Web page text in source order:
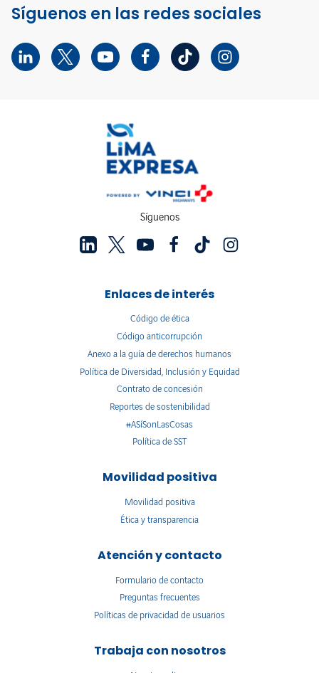
Síguenos en las redes sociales
Síguenos
Enlaces de interés
Código de ética
Código anticorrupción
Anexo a la guía de derechos humanos
Política de Diversidad, Inclusión y Equidad
Contrato de concesión
Reportes de sostenibilidad
#ASíSonLasCosas
Política de SST
Movilidad positiva
Movilidad positiva
Ética y transparencia
Atención y contacto
Formulario de contacto
Preguntas frecuentes
Políticas de privacidad de usuarios
Trabaja con nosotros